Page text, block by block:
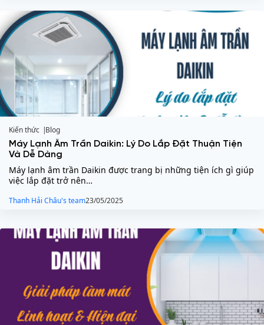
Kiến thức
Blog
Máy Lạnh Âm Trần Daikin: Lý Do Lắp Đặt Thuận Tiện
Và Dễ Dàng
Máy lạnh âm trần Daikin được trang bị những tiện ích gì giúp
việc lắp đặt trở nên…
Thanh Hải Châu's team23/05/2025